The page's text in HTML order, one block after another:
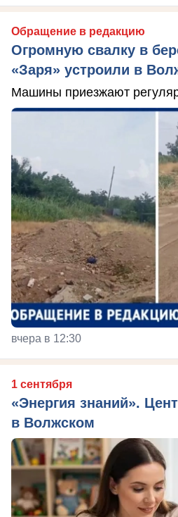
Обращение в редакцию
Огромную свалку в
«Заря» устроили в
Машины приезжают
вчера в 12:30
1 сентября
«Энергия знаний».
в Волжском